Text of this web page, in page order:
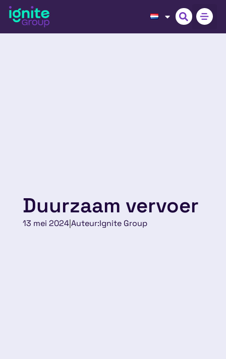
Duurzaam vervoer
13 mei 2024|Auteur:Ignite Group